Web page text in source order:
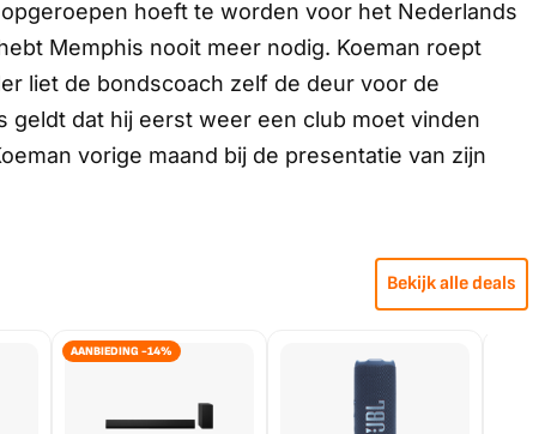
hoeft te worden voor het Nederlands
Memphis nooit meer nodig. Koeman roept
liet de bondscoach zelf de deur voor de
geldt dat hij eerst weer een club moet vinden
vorige maand bij de presentatie van zijn
Bekijk alle deals
AANBIEDING -14%